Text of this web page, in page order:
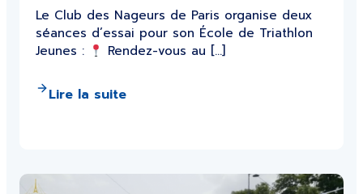
Le Club des Nageurs de Paris organise deux
séances d’essai pour son École de Triathlon
Jeunes :
Rendez-vous au […]
Lire la suite